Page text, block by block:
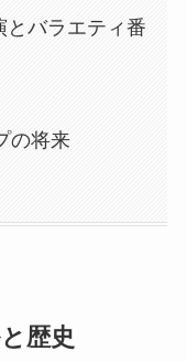
とバラエティ番
の将来
歴史